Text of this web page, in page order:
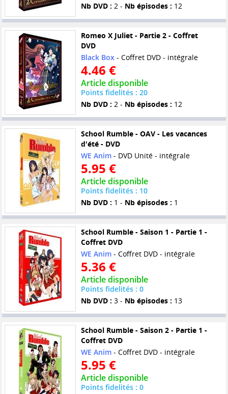
Nb DVD : 2 - Nb épisodes : 12
Romeo X Juliet - Partie 2 - Coffret
DVD
Black Box - Coffret DVD - intégrale
4.46 €
Article disponible
Points fidelités : 20
Nb DVD : 2 - Nb épisodes : 12
School Rumble - OAV - Les vacances
d'été - DVD
WE Anim- DVD Unité - intégrale
5.95 €
Article disponible
Points fidelités : 10
Nb DVD : 1 - Nb épisodes : 1
School Rumble - Saison 1 - Partie 1 -
Coffret DVD
WE Anim- Coffret DVD - intégrale
5.36 €
Article disponible
Points fidelités : 0
Nb DVD : 3 - Nb épisodes : 13
School Rumble - Saison 2 - Partie 1 -
Coffret DVD
WE Anim- Coffret DVD - intégrale
5.95 €
Article disponible
Points fidelités : 0